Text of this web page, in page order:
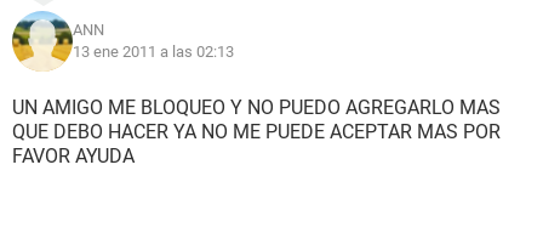
ANN
13 ene 2011 a las 02:13
UN AMIGO ME BLOQUEO Y NO PUEDO AGREGARLO MAS
QUE DEBO HACER YA NO ME PUEDE ACEPTAR MAS POR
FAVOR AYUDA